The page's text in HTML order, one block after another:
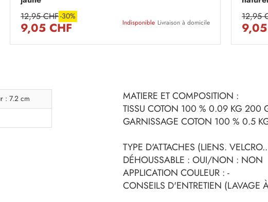
12,95 CHF-30%
9,05 CHF Indisponible Livraison à domicile
12,95
: 7.2 cm
MATIERE ET COMPOSITION :
TISSU COTON 100 % 0.09 KG 200
GARNISSAGE COTON 100 % 0.5
TYPE D'ATTACHES (LIENS.
DÉHOUSSABLE : OUI/NON : NON
APPLICATION COULEUR : -
CONSEILS D'ENTRETIEN (LAVAGE